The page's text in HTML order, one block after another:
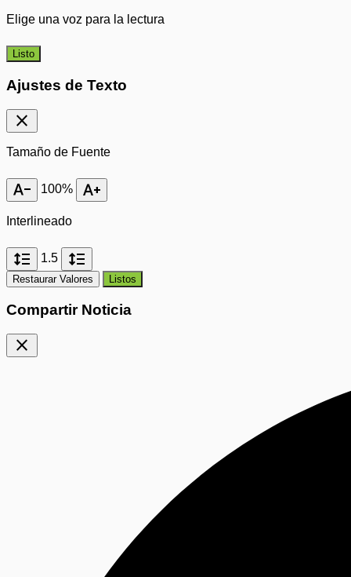
Elige una voz para la lectura
Listo
Ajustes de Texto
close
Tamaño de Fuente
text_decrease 100% text_increase
Interlineado
format_line_spacing 1.5 format_line_spacing
Restaurar Valores Listos
Compartir Noticia
close